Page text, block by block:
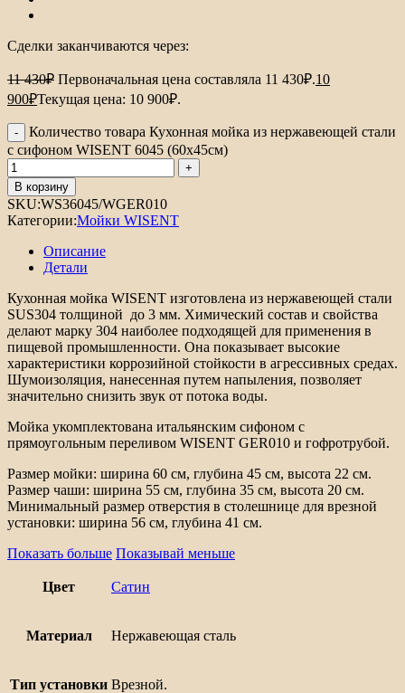
Сделки заканчиваются через:
11 430₽ Первоначальная цена составляла 11 430₽.10
900₽Текущая цена: 10 900₽.
Количество товара Кухонная мойка из нержавеющей стали
с сифоном WISENT 6045 (60х45см)
В корзину
SKU:WS36045/WGER010
Категории:Мойки WISENT
Описание
Детали
Кухонная мойка WISENT изготовлена из нержавеющей стали
SUS304 толщиной до 3 мм. Химический состав и свойства
делают марку 304 наиболее подходящей для применения в
пищевой промышленности. Она показывает высокие
характеристики коррозийной стойкости в агрессивных средах.
Шумоизоляция, нанесенная путем напыления, позволяет
значительно снизить звук от потока воды.
Мойка укомплектована итальянским сифоном с
прямоугольным переливом WISENT GER010 и гофротрубой.
Размер мойки: ширина 60 см, глубина 45 см, высота 22 см.
Размер чаши: ширина 55 см, глубина 35 см, высота 20 см.
Минимальный размер отверстия в столешнице для врезной
установки: ширина 56 см, глубина 41 см.
Показать больше Показывай меньше
Цвет Сатин
Материал Нержавеющая сталь
Тип установки Врезной.